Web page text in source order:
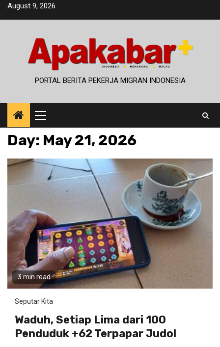
SkipAugust 9, 2026
PORTAL BERITA PEKERJA MIGRAN INDONESIA
Primary
Menu
Day: May 21, 2026
3 min read
Seputar Kita
Waduh, Setiap Lima dari 100
Penduduk +62 Terpapar Judol